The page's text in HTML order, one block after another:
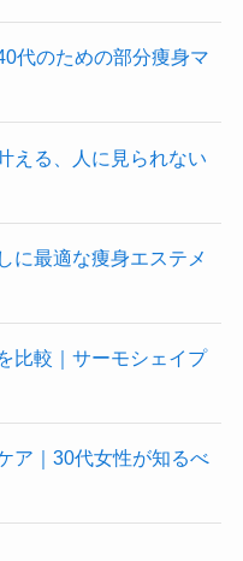
代のための部分痩身マ
える、人に見られない
に最適な痩身エステメ
比較｜サーモシェイプ
ア｜30代女性が知るべ